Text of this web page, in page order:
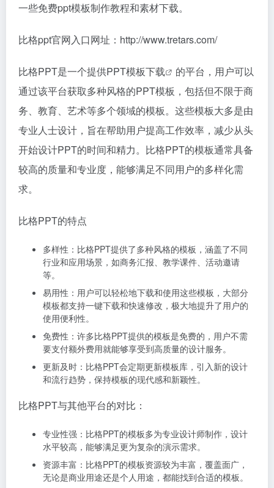
一些免费ppt模板制作教程和素材下载。
比格ppt官网入口网址：http://www.tretars.com/
比格PPT是一个提供PPT模板下载
的平台，用户可以
通过该平台获取多种风格的PPT模板，包括但不限于商
务、教育、艺术等多个领域的模板。这些模板大多是由
专业人士设计，旨在帮助用户提高工作效率，减少从头
开始设计PPT的时间和精力。比格PPT的模板通常具备
较高的质量和专业度，能够满足不同用户的多样化需
求。
比格PPT的特点
多样性：比格PPT提供了多种风格的模板，涵盖了不同
行业和应用场景，如商务汇报、教学课件、活动邀请
等。
易用性：用户可以轻松地下载和使用这些模板，大部分
模板都支持一键下载和快速修改，极大地提升了用户的
使用便利性。
免费性：许多比格PPT提供的模板是免费的，用户不需
要支付额外费用就能够享受到高质量的设计服务。
更新及时：比格PPT会定期更新模板库，引入新的设计
和流行趋势，保持模板的现代感和新颖性。
比格PPT与其他平台的对比：
专业性强：比格PPT的模板多为专业设计师制作，设计
水平较高，能够满足更为复杂的演示需求。
资源丰富：比格PPT的模板资源较为丰富，覆盖面广，
无论是商业用途还是个人用途，都能找到合适的模板。